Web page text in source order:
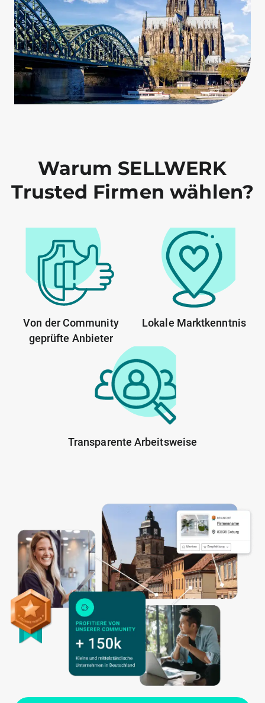
Warum SELLWERK
Trusted Firmen wählen?
Von der Community
geprüfte Anbieter
Lokale Marktkenntnis
Transparente Arbeitsweise